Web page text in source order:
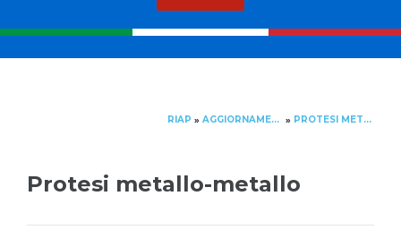
RIAP » AGGIORNAMENTO » PROTESI METALLO-METALLO
Protesi metallo-metallo